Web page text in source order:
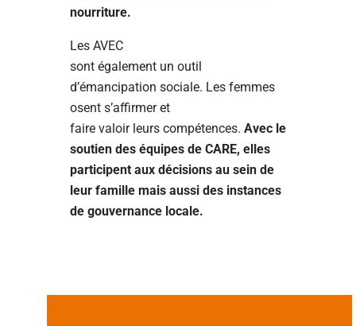
nourriture.
Les AVEC
sont également un outil
d’émancipation sociale. Les femmes
osent s’affirmer et
faire valoir leurs compétences. Avec le
soutien des équipes de CARE, elles
participent aux décisions au sein de
leur famille mais aussi des instances
de gouvernance locale.